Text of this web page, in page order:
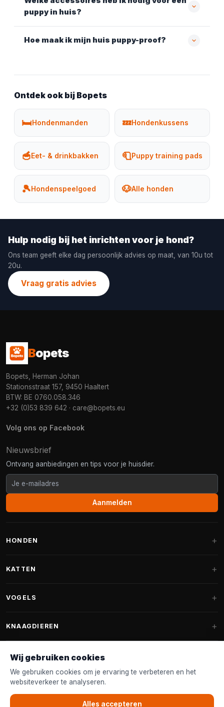
puppy in huis?
Hoe maak ik mijn huis puppy-proof?
Ontdek ook bij Bopets
🛏️Hondenmanden 💤Hondenkussens
🥣Eet- & drinkbakken 🧻Puppy training pads
🎾Hondenspeelgoed 🐶Alle honden
Hulp nodig bij het inrichten voor je hond?
Ons team geeft elke dag persoonlijk advies op maat, van 10u tot
20u.
Vraag gratis advies
Bopets
Bopets, Herman Johan
Stationsstraat 157, 9450 Haaltert
BTW: BE 0760.058.346
+32 (0)53 839 642 · care@bopets.eu
Volg ons op Facebook
Nieuwsbrief
Ontvang aanbiedingen en tips voor je huisdier.
Aanmelden
HONDEN
Fantail hondenmanden
Hondenspeelgoed
Halsband & Lijn
Shampoo & Verzorging
KATTEN
Krabpalen voor Maine Coon
Kattenmanden
VOGELS
Vogelvoer binnenvogels
Voederhuisjes
Nestkastjes & Nesting
Tuinvogelvoer
KNAAGDIEREN
Knaagdierenvoer
Accessoires
KLANTENSERVICE
Wij gebruiken cookies
We gebruiken cookies om je ervaring te verbeteren en het
websiteverkeer te analyseren.
Alles accepteren